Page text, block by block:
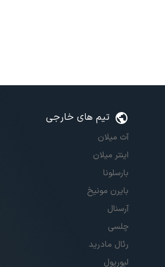
تیم های خارجی
آث میلان
اینتر میلان
بارسلونا
بایرن مونیخ
آرسنال
چلسی
رئال مادرید
لیورپول